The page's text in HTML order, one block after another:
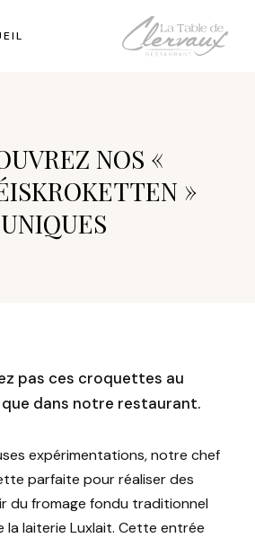
NOS «
»
UNIQUES
pas ces croquettes au
dans notre restaurant.
expérimentations, notre chef
parfaite pour réaliser des
du fromage fondu traditionnel
la laiterie Luxlait. Cette entrée